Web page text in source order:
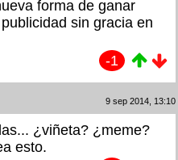
forma de ganar
sin gracia en
-1
9 sep 2014, 13:10
¿viñeta? ¿meme?
esto.